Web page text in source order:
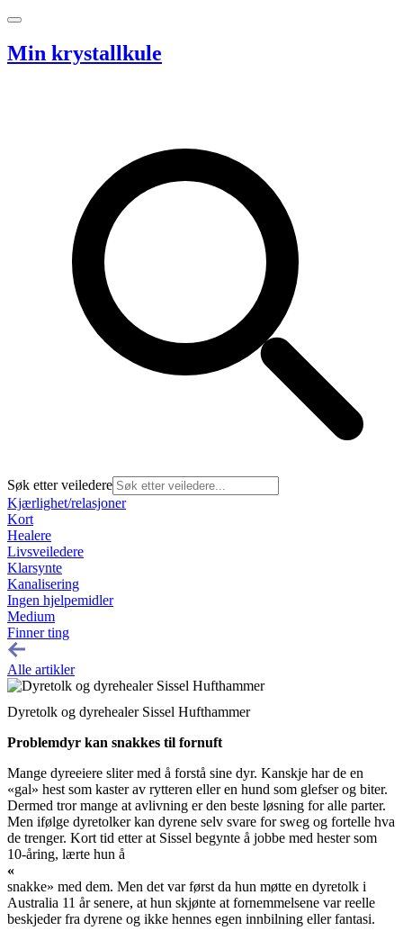
Hopp til innhold
Min krystallkule
Søk etter veiledere
Kjærlighet/relasjoner
Kort
Healere
Livsveiledere
Klarsynte
Kanalisering
Ingen hjelpemidler
Medium
Finner ting
Alle artikler
Dyretolk og dyrehealer Sissel Hufthammer
Problemdyr kan snakkes til fornuft
Mange dyreeiere sliter med å forstå sine dyr. Kanskje har de en
«gal» hest som kaster av rytteren eller en hund som glefser og biter.
Dermed tror mange at avlivning er den beste løsning for alle parter.
Men ifølge dyretolker kan dyrene selv svare for sweg og fortelle hva
de trenger. Kort tid etter at Sissel begynte å jobbe med hester som
10-åring, lærte hun å
«
snakke» med dem. Men det var først da hun møtte en dyretolk i
Australia 11 år senere, at hun skjønte at fornemmelsene var reelle
beskjeder fra dyrene og ikke hennes egen innbilning eller fantasi.